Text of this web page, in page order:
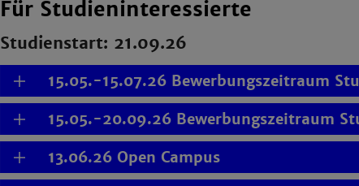
Für Studieninteressierte
Studienstart: 21.09.26
15.05.-15.07.26 Bewerbungszeitraum
15.05.-20.09.26 Bewerbungszeitraum
13.06.26 Open Campus